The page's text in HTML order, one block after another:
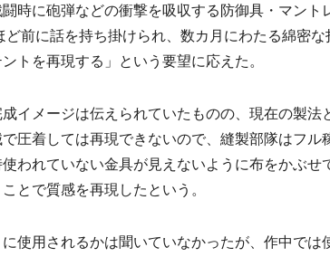
時に砲弾などの衝撃を吸収する防御具・マント
前に話を持ち掛けられ、数カ月にわたる綿密
トを再現する」という要望に応えた。
イメージは伝えられていたものの、現在の製法
圧着しては再現できないので、縫製部隊はフル
われていない金具が見えないように布をかぶせ
とで質感を再現したという。
使用されるかは聞いていなかったが、作中では